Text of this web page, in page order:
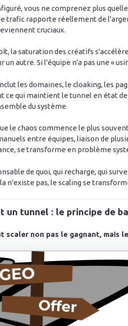
vous ne comprenez plus
trafic rapporte réellement de
cruciaux.
la saturation des créatifs
autre. Si l'équipe n'a pas une «
les domaines, le cloaking, les
ce qui maintient le tunnel en état
du système.
le chaos commence le plus
entre équipes, liaison de
se transforme en problème
de quoi, qui recharge, qui
n'existe pas, le scaling se
un tunnel : le principe de
scaler non pas le gagnant, mais